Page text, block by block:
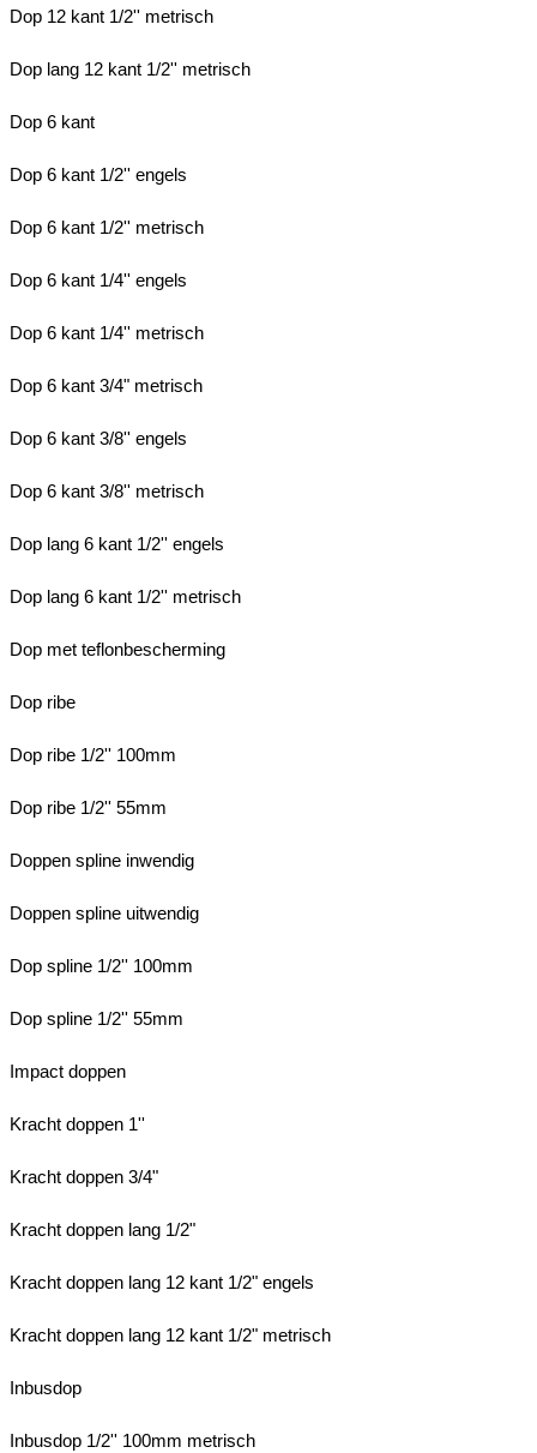
Dop 12 kant 1/2'' metrisch
Dop lang 12 kant 1/2'' metrisch
Dop 6 kant
Dop 6 kant 1/2'' engels
Dop 6 kant 1/2'' metrisch
Dop 6 kant 1/4'' engels
Dop 6 kant 1/4'' metrisch
Dop 6 kant 3/4" metrisch
Dop 6 kant 3/8'' engels
Dop 6 kant 3/8'' metrisch
Dop lang 6 kant 1/2'' engels
Dop lang 6 kant 1/2'' metrisch
Dop met teflonbescherming
Dop ribe
Dop ribe 1/2'' 100mm
Dop ribe 1/2'' 55mm
Doppen spline inwendig
Doppen spline uitwendig
Dop spline 1/2'' 100mm
Dop spline 1/2'' 55mm
Impact doppen
Kracht doppen 1''
Kracht doppen 3/4"
Kracht doppen lang 1/2"
Kracht doppen lang 12 kant 1/2" engels
Kracht doppen lang 12 kant 1/2" metrisch
Inbusdop
Inbusdop 1/2'' 100mm metrisch